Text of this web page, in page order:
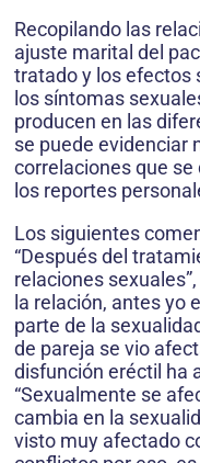
Recopilando las
ajuste marital del
tratado y los efectos
los síntomas
producen en las
se puede eviden­ciar
correlaciones que
los reportes
Los siguientes
“Después del
relaciones
la relación, antes yo
parte de la
de pareja se vio
disfunción eréctil ha
“Sexualmente se
cambia en la
visto muy afectado